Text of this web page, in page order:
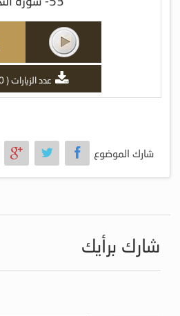
عدد الزيارات ( 370 )
شارك الموضوع
شارك برأيك